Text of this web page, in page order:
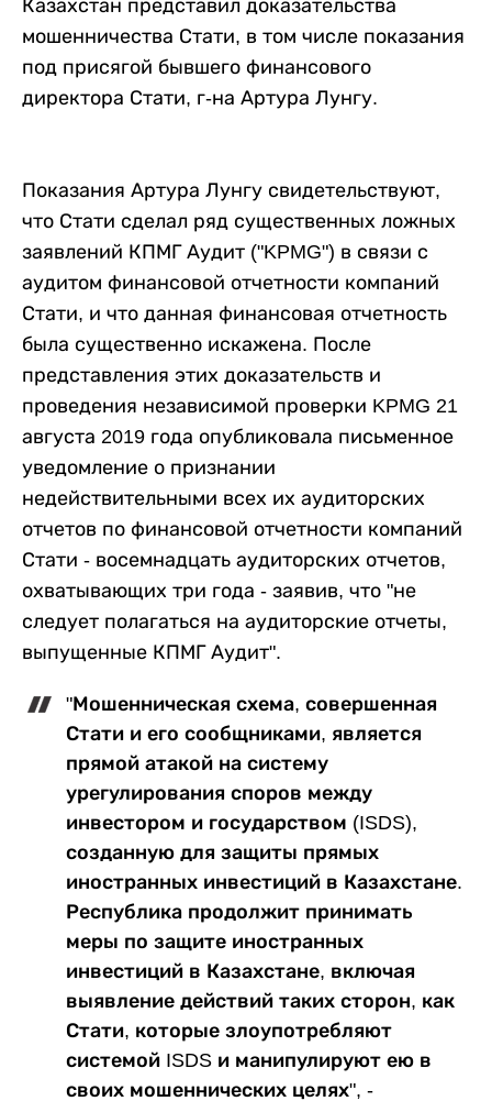
Казахстан представил доказательства
мошенничества Стати, в том числе показания
под присягой бывшего финансового
директора Стати, г-на Артура Лунгу.
Показания Артура Лунгу свидетельствуют,
что Стати сделал ряд существенных ложных
заявлений КПМГ Аудит ("KPMG") в связи с
аудитом финансовой отчетности компаний
Стати, и что данная финансовая отчетность
была существенно искажена. После
представления этих доказательств и
проведения независимой проверки KPMG 21
августа 2019 года опубликовала письменное
уведомление о признании
недействительными всех их аудиторских
отчетов по финансовой отчетности компаний
Стати - восемнадцать аудиторских отчетов,
охватывающих три года - заявив, что "не
следует полагаться на аудиторские отчеты,
выпущенные КПМГ Аудит".
"Мошенническая схема, совершенная
Стати и его сообщниками, является
прямой атакой на систему
урегулирования споров между
инвестором и государством (ISDS),
созданную для защиты прямых
иностранных инвестиций в Казахстане.
Республика продолжит принимать
меры по защите иностранных
инвестиций в Казахстане, включая
выявление действий таких сторон, как
Стати, которые злоупотребляют
системой ISDS и манипулируют ею в
своих мошеннических целях", -